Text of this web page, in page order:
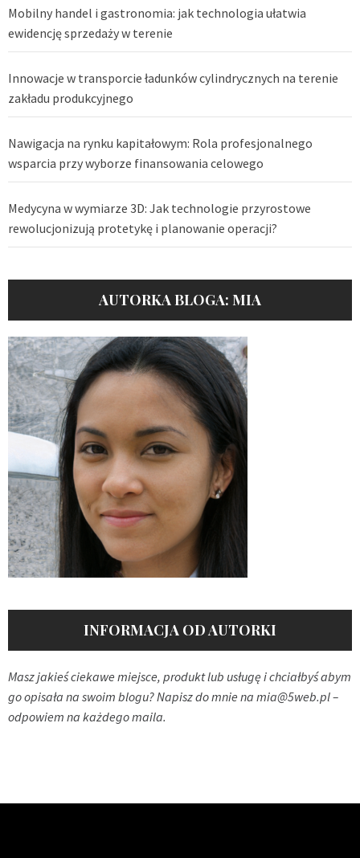
Mobilny handel i gastronomia: jak technologia ułatwia
ewidencję sprzedaży w terenie
Innowacje w transporcie ładunków cylindrycznych na terenie
zakładu produkcyjnego
Nawigacja na rynku kapitałowym: Rola profesjonalnego
wsparcia przy wyborze finansowania celowego
Medycyna w wymiarze 3D: Jak technologie przyrostowe
rewolucjonizują protetykę i planowanie operacji?
AUTORKA BLOGA: MIA
INFORMACJA OD AUTORKI
Masz jakieś ciekawe miejsce, produkt lub usługę i chciałbyś abym
go opisała na swoim blogu? Napisz do mnie na mia@5web.pl–
odpowiem na każdego maila.